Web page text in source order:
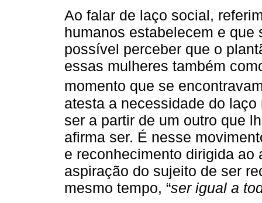
Ao falar de laço social,
humanos estabelecem e
possível perceber que o
essas mulheres também
momento que se
atesta a necessidade do
ser a partir de um outro que
afirma ser. É nesse
e reconhecimento dirigida
aspiração do sujeito de ser
mesmo tempo, “ser igual a